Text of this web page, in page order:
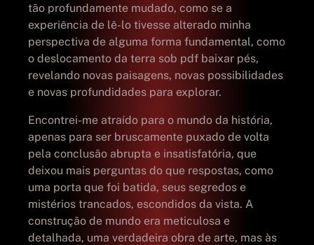
tão profundamente mudado, como se a
experiência de lê-lo tivesse alterado minha
perspectiva de alguma forma fundamental, como
o deslocamento da terra sob pdf baixar pés,
revelando novas paisagens, novas possibilidades
e novas profundidades para explorar.
Encontrei-me atraído para o mundo da história,
apenas para ser bruscamente puxado de volta
pela conclusão abrupta e insatisfatória, que
deixou mais perguntas do que respostas, como
uma porta que foi batida, seus segredos e
mistérios trancados, escondidos da vista. A
construção de mundo era meticulosa e
detalhada, uma verdadeira obra de arte, mas às